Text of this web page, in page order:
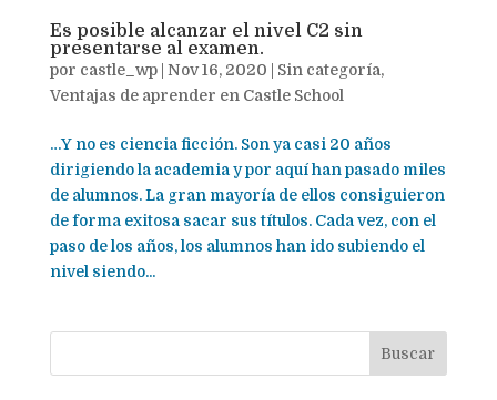
Es posible alcanzar el nivel C2 sin
presentarse al examen.
por castle_wp| Nov 16, 2020 Sin categoría,
Ventajas de aprender en Castle School
…Y no es ciencia ficción. Son ya casi 20 años
dirigiendo la academia y por aquí han pasado miles
de alumnos. La gran mayoría de ellos consiguieron
de forma exitosa sacar sus títulos. Cada vez, con el
paso de los años, los alumnos han ido subiendo el
nivel siendo...